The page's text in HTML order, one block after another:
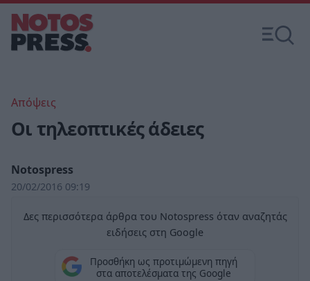
Απόψεις
Οι τηλεοπτικές άδειες
Notospress
20/02/2016 09:19
Δες περισσότερα άρθρα του Notospress όταν αναζητάς
ειδήσεις στη Google
Προσθήκη ως προτιμώμενη πηγή
στα αποτελέσματα της Google